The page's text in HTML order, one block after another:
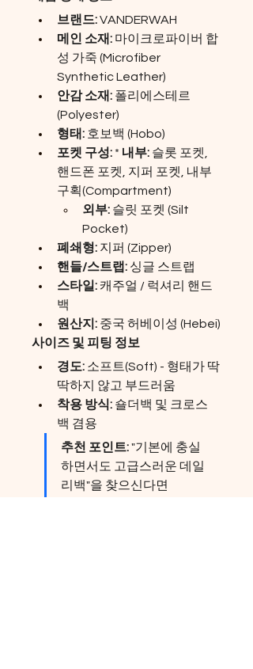
브랜드: VANDERWAH
메인 소재: 마이크로파이버 합
성 가죽 (Microfiber
Synthetic Leather)
안감 소재: 폴리에스테르
(Polyester)
형태: 호보백 (Hobo)
포켓 구성: * 내부: 슬롯 포켓,
핸드폰 포켓, 지퍼 포켓, 내부
구획(Compartment)
외부: 슬릿 포켓 (Silt
Pocket)
폐쇄형: 지퍼 (Zipper)
핸들/스트랩: 싱글 스트랩
스타일: 캐주얼 / 럭셔리 핸드
백
원산지: 중국 허베이성 (Hebei)
사이즈 및 피팅 정보
경도: 소프트(Soft) - 형태가 딱
딱하지 않고 부드러움
착용 방식: 숄더백 및 크로스
백 겸용
추천 포인트: "기본에 충실
하면서도 고급스러운 데일
리백"을 찾으신다면